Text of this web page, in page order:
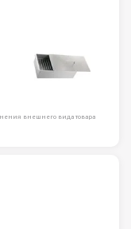
внешнего вида товара